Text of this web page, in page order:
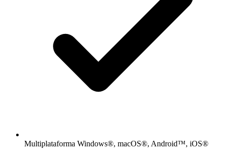
Multiplataforma Windows®, macOS®, Android™, iOS®